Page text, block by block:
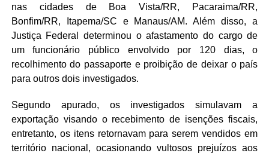
nas cidades de Boa Vista/RR, Pacaraima/RR,
Bonfim/RR, Itapema/SC e Manaus/AM. Além disso, a
Justiça Federal determinou o afastamento do cargo de
um funcionário público envolvido por 120 dias, o
recolhimento do passaporte e proibição de deixar o país
para outros dois investigados.
Segundo apurado, os investigados simulavam a
exportação visando o recebimento de isenções fiscais,
entretanto, os itens retornavam para serem vendidos em
território nacional, ocasionando vultosos prejuízos aos